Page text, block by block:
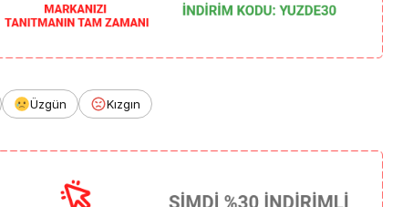
Üzgün Kızgın